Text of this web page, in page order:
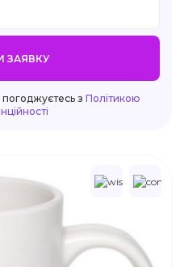
ЗАЯВКУ
з Політикою